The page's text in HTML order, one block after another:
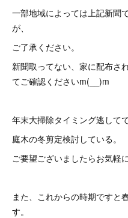
一部地域によっては上記新聞
が、
ご了承ください。
新聞取ってない、家に配布さ
てご確認くださいm(__)m
年末大掃除タイミング逃して
庭木の冬剪定検討している。
ご要望ございましたらお気軽
また、これからの時期ですと
す。